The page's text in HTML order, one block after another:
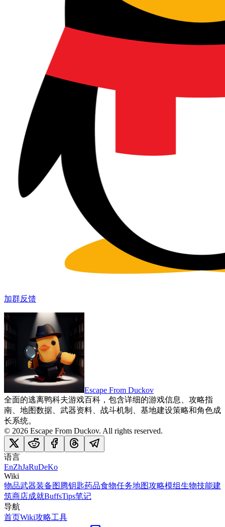
加群反馈
Escape From Duckov
全面的逃离鸭科夫游戏百科，包含详细的游戏信息、攻略指
南、地图数据、武器资料、战斗机制、基地建设策略和角色成
长系统。
© 2026 Escape From Duckov. All rights reserved.
语言
EnZhJaRuDeKo
Wiki
物品武器装备图腾钥匙药品食物任务地图攻略模组生物技能建
筑商店成就BuffsTips笔记
导航
首页Wiki攻略工具